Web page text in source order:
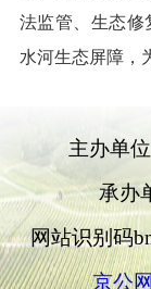
法监管、生态修
水河生态屏障，
主办单
承办
网站识别码
京公